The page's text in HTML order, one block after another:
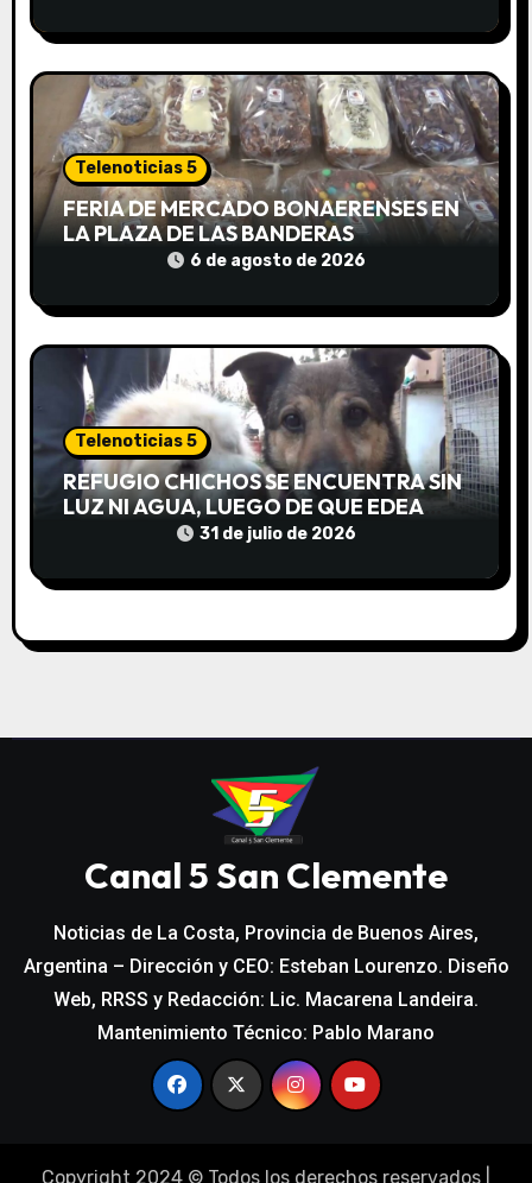
n
r
a
a
s
Telenoticias 5
FERIA DE MERCADO BONAERENSES EN
LA PLAZA DE LAS BANDERAS
6 de agosto de 2026
Telenoticias 5
REFUGIO CHICHOS SE ENCUENTRA SIN
LUZ NI AGUA, LUEGO DE QUE EDEA
CORTARA EL SUMINISTRO SIN AVISO
31 de julio de 2026
Canal 5 San Clemente
Noticias de La Costa, Provincia de Buenos Aires,
Argentina – Dirección y CEO: Esteban Lourenzo. Diseño
Web, RRSS y Redacción: Lic. Macarena Landeira.
Mantenimiento Técnico: Pablo Marano
Copyright 2024 © Todos los derechos reservados